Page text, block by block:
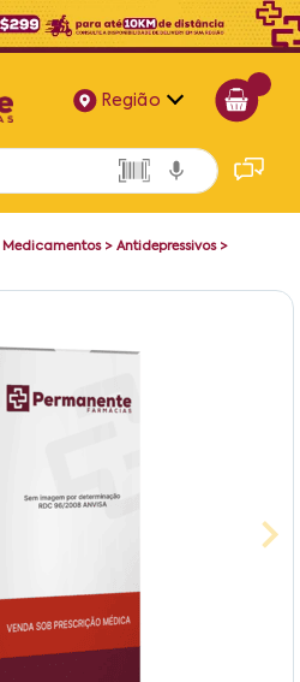
Região
Alagoas
Bahia
Medicamentos> Antidepressivos>